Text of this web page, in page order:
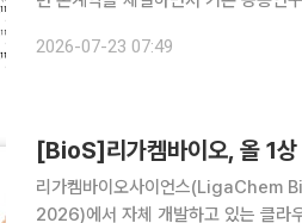
전망했다. 이날 하나증권 ‘인투
2026-07-23 07:49
[BioS]리가켐바이오, 올 1
리가켐바이오사이언스(LigaChem
2026)에서 자체 개발하고 있는 클